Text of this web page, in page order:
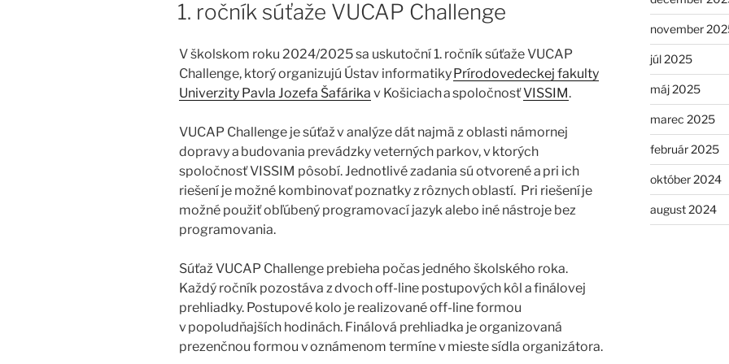
1. ročník súťaže VUCAP Challenge
V školskom roku 2024/2025 sa uskutoční 1. ročník súťaže VUCAP
Challenge, ktorý organizujú Ústav informatiky Prírodovedeckej fakulty
Univerzity Pavla Jozefa Šafárika v Košiciach a spoločnosťVISSIM.
VUCAP Challenge je súťaž v analýze dát najmä z oblasti námornej
dopravy a budovania prevádzky veterných parkov, v ktorých
spoločnosť VISSIM pôsobí. Jednotlivé zadania sú otvorené a pri ich
riešení je možné kombinovať poznatky z rôznych oblastí. Pri riešení je
možné použiť obľúbený programovací jazyk alebo iné nástroje bez
programovania.
Súťaž VUCAP Challenge prebieha počas jedného školského roka.
Každý ročník pozostáva z dvoch off-line postupových kôl a finálovej
prehliadky. Postupové kolo je realizované off-line formou
v popoludňajších hodinách. Finálová prehliadka je organizovaná
prezenčnou formou v oznámenom termíne v mieste sídla organizátora.
november
júl 2025
máj 2025
marec 2025
február 2025
október 2024
august 2024